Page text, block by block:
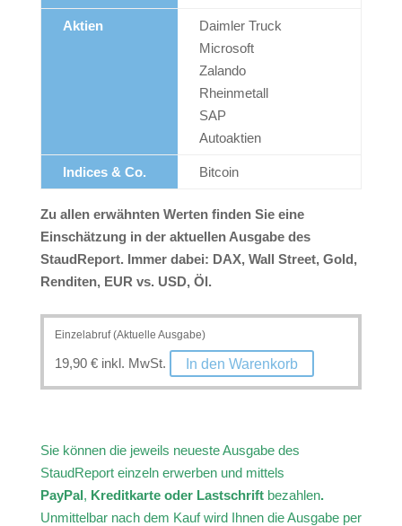
Aktien
Daimler Truck
Microsoft
Zalando
Rheinmetall
SAP
Autoaktien
Indices & Co. Bitcoin
Zu allen erwähnten Werten finden Sie eine
Einschätzung in der aktuellen Ausgabe des
StaudReport. Immer dabei: DAX, Wall Street, Gold,
Renditen, EUR vs. USD, Öl.
19,90 € inkl. MwSt. In den Warenkorb
Sie können die jeweils neueste Ausgabe des
StaudReport einzeln erwerben und mittels
PayPal, Kreditkarte oder Lastschriftbezahlen.
Unmittelbar nach dem Kauf wird Ihnen die Ausgabe per